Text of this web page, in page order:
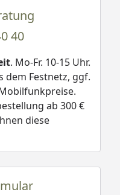
40
. Mo-Fr. 10-15 Uhr.
dem Festnetz, ggf.
ab 300 €
diese